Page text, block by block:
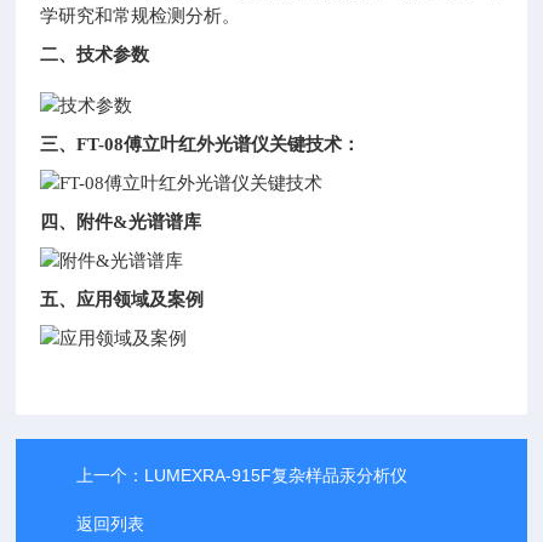
学研究和常规检测分析。
二、技术参数
三、FT-08傅立叶红外光谱仪关键技术：
四、附件&光谱谱库
五、应用领域及案例
上一个： LUMEXRA-915F复杂样品汞分析仪
返回列表